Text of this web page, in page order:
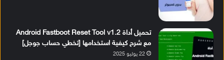
تحميل أداة Android Fastboot Reset Tool v1.2
مع شرح كيفية استخدامها [تخطي حساب جوجل]
22 يوليو 2025